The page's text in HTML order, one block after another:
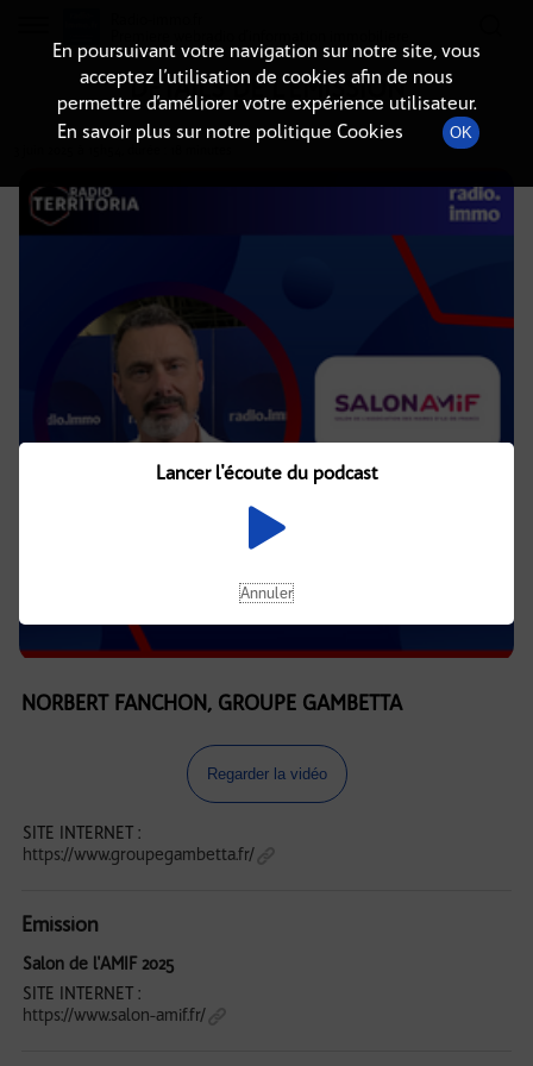
DÉTAILS DE L'ÉMISSION
NORBERT FANCHON, GROUPE GAMBETTA
Regarder la vidéo
SITE INTERNET :
https://www.groupegambetta.fr/
Emission
Salon de l'AMIF 2025
SITE INTERNET :
https://www.salon-amif.fr/
En poursuivant votre navigation sur notre site, vous
acceptez l’utilisation de cookies afin de nous
permettre d’améliorer votre expérience utilisateur.
En savoir plus sur notre politique Cookies
OK
Lancer l'écoute du podcast
Annuler